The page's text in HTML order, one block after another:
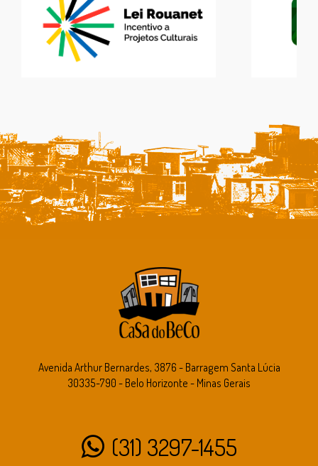
Avenida Arthur Bernardes, 3876 - Barragem Santa Lúcia
30335-790 - Belo Horizonte - Minas Gerais
(31) 3297-1455